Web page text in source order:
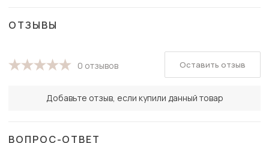
ОТЗЫВЫ
0 отзывов
Добавьте отзыв, если купили данный товар
Оставить отзыв
ВОПРОС-ОТВЕТ